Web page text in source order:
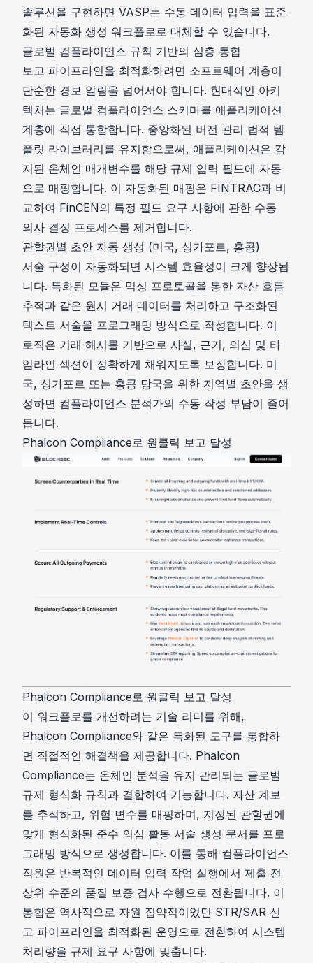
솔루션을 구현하면 VASP는 수동 데이터 입력을 표준
화된 자동화 생성 워크플로로 대체할 수 있습니다.
글로벌 컴플라이언스 규칙 기반의 심층 통합
보고 파이프라인을 최적화하려면 소프트웨어 계층이
단순한 경보 알림을 넘어서야 합니다. 현대적인 아키
텍처는 글로벌 컴플라이언스 스키마를 애플리케이션
계층에 직접 통합합니다. 중앙화된 버전 관리 법적 템
플릿 라이브러리를 유지함으로써, 애플리케이션은 감
지된 온체인 매개변수를 해당 규제 입력 필드에 자동
으로 매핑합니다. 이 자동화된 매핑은 FINTRAC과 비
교하여 FinCEN의 특정 필드 요구 사항에 관한 수동
의사 결정 프로세스를 제거합니다.
관할권별 초안 자동 생성 (미국, 싱가포르, 홍콩)
서술 구성이 자동화되면 시스템 효율성이 크게 향상됩
니다. 특화된 모듈은 믹싱 프로토콜을 통한 자산 흐름
추적과 같은 원시 거래 데이터를 처리하고 구조화된
텍스트 서술을 프로그래밍 방식으로 작성합니다. 이
로직은 거래 해시를 기반으로 사실, 근거, 의심 및 타
임라인 섹션이 정확하게 채워지도록 보장합니다. 미
국, 싱가포르 또는 홍콩 당국을 위한 지역별 초안을 생
성하면 컴플라이언스 분석가의 수동 작성 부담이 줄어
듭니다.
Phalcon Compliance로 원클릭 보고 달성
Phalcon Compliance로 원클릭 보고 달성
이 워크플로를 개선하려는 기술 리더를 위해,
Phalcon Compliance와 같은 특화된 도구를 통합하
면 직접적인 해결책을 제공합니다. Phalcon
Compliance는 온체인 분석을 유지 관리되는 글로벌
규제 형식화 규칙과 결합하여 기능합니다. 자산 계보
를 추적하고, 위험 변수를 매핑하며, 지정된 관할권에
맞게 형식화된 준수 의심 활동 서술 생성 문서를 프로
그래밍 방식으로 생성합니다. 이를 통해 컴플라이언스
직원은 반복적인 데이터 입력 작업 실행에서 제출 전
상위 수준의 품질 보증 검사 수행으로 전환됩니다. 이
통합은 역사적으로 자원 집약적이었던 STR/SAR 신
고 파이프라인을 최적화된 운영으로 전환하여 시스템
처리량을 규제 요구 사항에 맞춥니다.